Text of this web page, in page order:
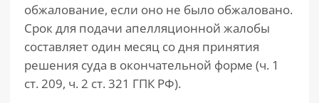
обжалование, если оно не было обжаловано.
Срок для подачи апелляционной жалобы
составляет один месяц со дня принятия
решения суда в окончательной форме (ч. 1
ст. 209, ч. 2 ст. 321 ГПК РФ).